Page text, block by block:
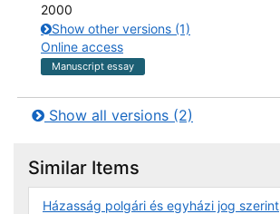
2000
Show other versions (1)
Online access
Manuscript essay
Show all versions (2)
Similar Items
Házasság polgári és egyházi jog szerint